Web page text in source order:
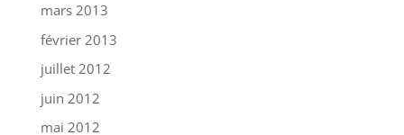
mars 2013
février 2013
juillet 2012
juin 2012
mai 2012